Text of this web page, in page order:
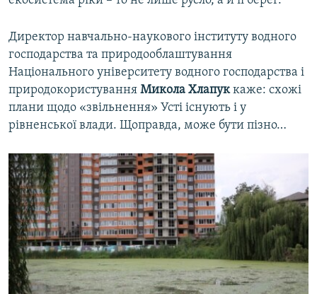
Директор навчально-наукового інституту водного
господарства та природооблаштування
Національного університету водного господарства і
природокористування Микола Хлапуккаже: схожі
плани щодо «звільнення» Усті існують і у
рівненської влади. Щоправда, може бути пізно…